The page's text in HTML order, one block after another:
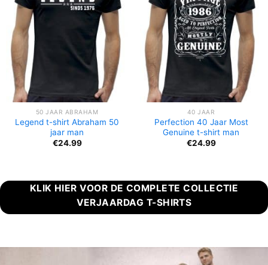
50 JAAR ABRAHAM
Legend t-shirt Abraham 50
jaar man
€24.99
40 JAAR
Perfection 40 Jaar Most
Genuine t-shirt man
€24.99
KLIK HIER VOOR DE COMPLETE COLLECTIE
VERJAARDAG T-SHIRTS